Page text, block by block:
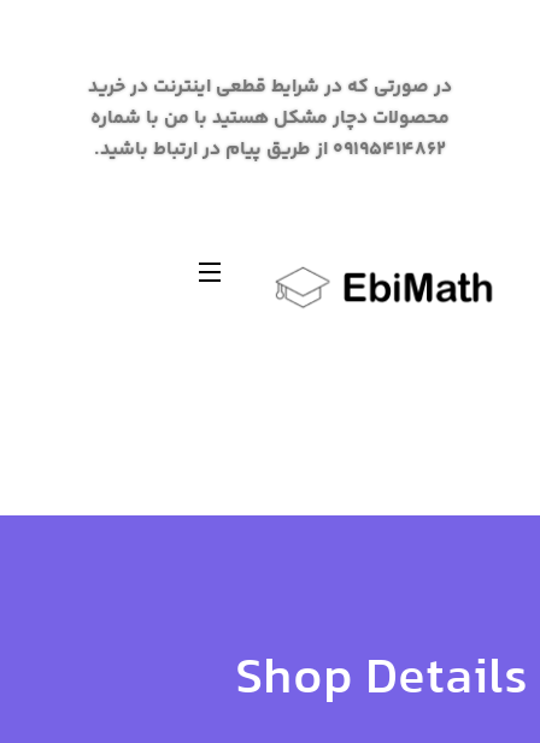
در صورتی که در شرایط قطعی اینترنت در خرید
محصولات دچار مشکل هستید با من با شماره
09195414862 از طریق پیام در ارتباط باشید.
Shop Details